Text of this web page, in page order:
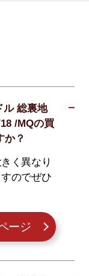
ル 総裏地
/MQの買
か？
く異なり
のでぜひ
ージ